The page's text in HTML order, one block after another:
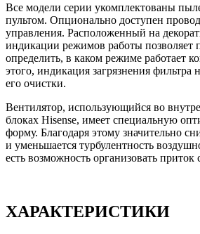
Все модели серии укомплектованы
пультом. Опционально доступен
управления. Расположенный на
индикации режимов работы позволяет
определить, в каком режиме работает
этого, индикация загрязнения фильтра
его очистки.
Вентилятор, использующийся во
блоках Hisense, имеет специальную
форму. Благодаря этому значительно
и уменьшается турбулентность
есть возможность организовать приток
ХАРАКТЕРИСТИКИ